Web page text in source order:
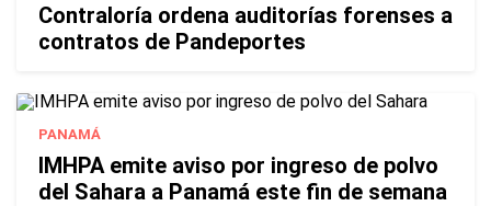
Contraloría ordena auditorías forenses a
contratos de Pandeportes
PANAMÁ
IMHPA emite aviso por ingreso de polvo
del Sahara a Panamá este fin de semana